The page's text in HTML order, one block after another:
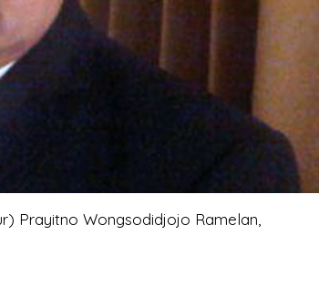
Prayitno Wongsodidjojo Ramelan,